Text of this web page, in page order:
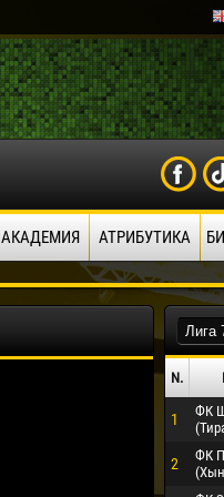
АКАДЕМИЯ АТРИБУТИКА
N.
1
ФК
2
ФК